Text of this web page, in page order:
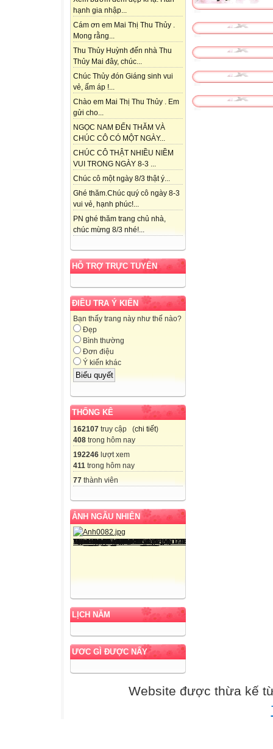
hạnh gia nhập...
Cám ơn em Mai Thị Thu Thủy .
Mong rằng...
Thu Thủy Huỳnh đến nhà Thu
Thủy Mai đây, chúc...
Chúc Thủy đón Giáng sinh vui
vẻ, ấm áp !...
Chào em Mai Thị Thu Thủy . Em
gửi cho...
NGỌC NAM ĐẾN THĂM VÀ
CHÚC CÔ CÓ MỘT NGÀY...
CHÚC CÔ THẬT NHIỀU NIỀM
VUI TRONG NGÀY 8-3 ...
Chúc cô một ngày 8/3 thật ý...
Ghé thăm.Chúc quý cô ngày 8-3
vui vẻ, hạnh phúc!...
PN ghé thăm trang chủ nhà,
chúc mừng 8/3 nhé!...
HỖ TRỢ TRỰC TUYẾN
ĐIỀU TRA Ý KIẾN
Bạn thấy trang này như thế nào?
Đẹp
Bình thường
Đơn điệu
Ý kiến khác
THỐNG KÊ
162107 truy cập (chi tiết)
408 trong hôm nay
192246 lượt xem
411 trong hôm nay
77 thành viên
ẢNH NGẪU NHIÊN
LỊCH NĂM
ƯƠC GÌ ĐƯỢC NẤY
Website được thừa kế